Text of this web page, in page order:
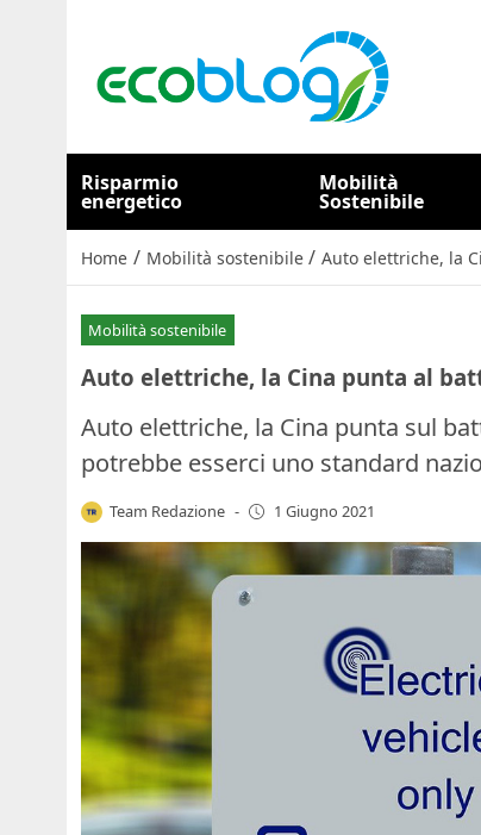
Risparmio
energetico
Mobilità
Sostenibile
Home / Mobilità sostenibile / Auto elettriche, la
Mobilità sostenibile
Auto elettriche, la Cina punta al
Auto elettriche, la Cina punta sul
potrebbe esserci uno standard
Team Redazione - 1 Giugno 2021